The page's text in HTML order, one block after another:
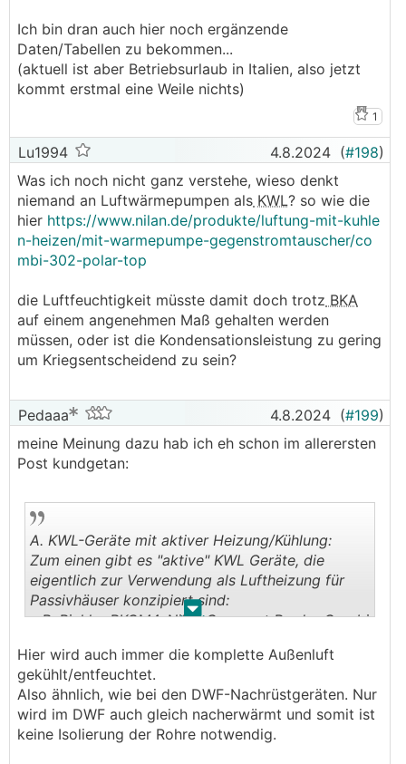
Ich bin dran auch hier noch ergänzende
Daten/Tabellen zu bekommen...
(aktuell ist aber Betriebsurlaub in Italien, also jetzt
kommt erstmal eine Weile nichts)
1
Lu1994 4.8.2024 (#198)
Was ich noch nicht ganz verstehe, wieso denkt
niemand an Luftwärmepumpen als KWL? so wie die
hier https://www.nilan.de/produkte/luftung-mit-kuhle
n-heizen/mit-warmepumpe-gegenstromtauscher/co
mbi-302-polar-top
die Luftfeuchtigkeit müsste damit doch trotz BKA
auf einem angenehmen Maß gehalten werden
müssen, oder ist die Kondensationsleistung zu gering
um Kriegsentscheidend zu sein?
Pedaaa 4.8.2024 (#199)
meine Meinung dazu hab ich eh schon im allerersten
Post kundgetan:
. .
A. KWL-Geräte mit aktiver Heizung/Kühlung:
Zum einen gibt es "aktive" KWL Geräte, die
eigentlich zur Verwendung als Luftheizung für
Passivhäuser konzipiert sind:
z.B. Pichler PKOM4, Nilan Compact P oder Combi
Die können als Umkehrfunktion auch Kühlen, und
damit die Luft auch entfeuchten.
Nachteil ist, die entfeuchtete Zuluft kommt dann
auch wirklich kalt aus dem Gerät raus.
Hier wird auch immer die komplette Außenluft
gekühlt/entfeuchtet.
Also ähnlich, wie bei den DWF-Nachrüstgeräten. Nur
wird im DWF auch gleich nacherwärmt und somit ist
keine Isolierung der Rohre notwendig.